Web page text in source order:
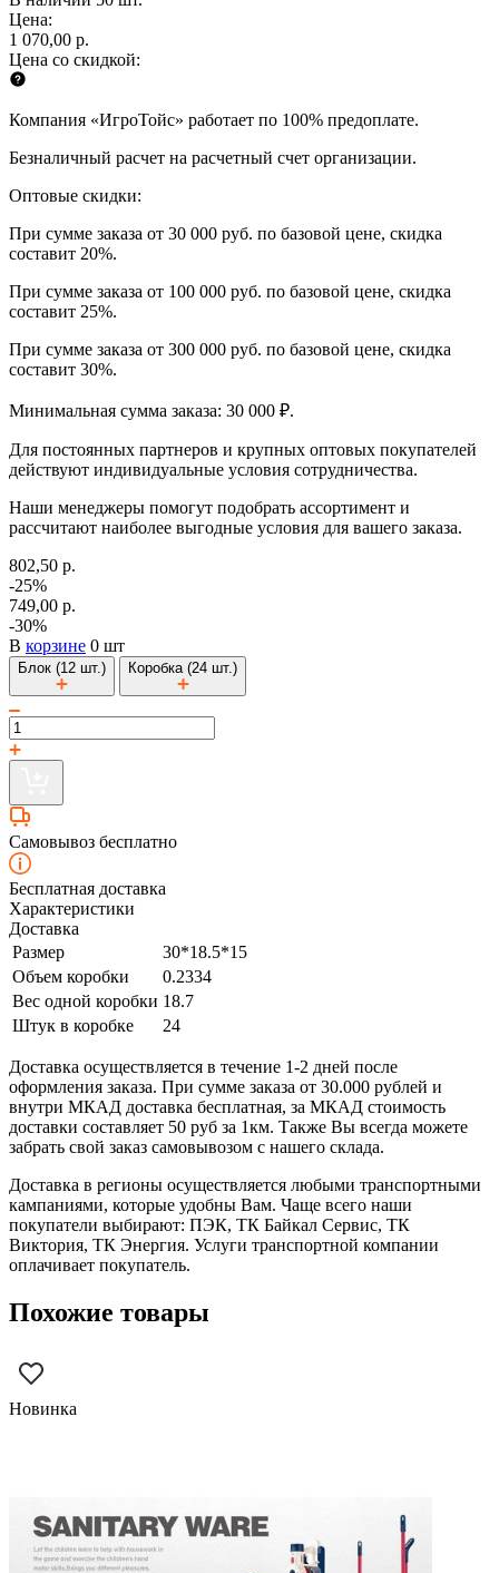
Цена:
1 070,00 р.
Цена со скидкой:
Компания «ИгроТойс» работает по 100% предоплате.
Безналичный расчет на расчетный счет организации.
Оптовые скидки:
При сумме заказа от 30 000 руб. по базовой цене, скидка
составит 20%.
При сумме заказа от 100 000 руб. по базовой цене, скидка
составит 25%.
При сумме заказа от 300 000 руб. по базовой цене, скидка
составит 30%.
Минимальная сумма заказа: 30 000 ₽.
Для постоянных партнеров и крупных оптовых покупателей
действуют индивидуальные условия сотрудничества.
Наши менеджеры помогут подобрать ассортимент и
рассчитают наиболее выгодные условия для вашего заказа.
802,50 р.
-25%
749,00 р.
-30%
В корзине 0 шт
Блок (12 шт.) Коробка (24 шт.)
Самовывоз бесплатно
Бесплатная доставка
Характеристики
Доставка
Размер
30*18.5*15
Объем коробки
0.2334
Вес одной коробки 18.7
Штук в коробке
24
Доставка осуществляется в течение 1-2 дней после
оформления заказа. При сумме заказа от 30.000 рублей и
внутри МКАД доставка бесплатная, за МКАД стоимость
доставки составляет 50 руб за 1км. Также Вы всегда можете
забрать свой заказ самовывозом с нашего склада.
Доставка в регионы осуществляется любыми транспортными
кампаниями, которые удобны Вам. Чаще всего наши
покупатели выбирают: ПЭК, ТК Байкал Сервис, ТК
Виктория, ТК Энергия. Услуги транспортной компании
оплачивает покупатель.
Похожие товары
Новинка